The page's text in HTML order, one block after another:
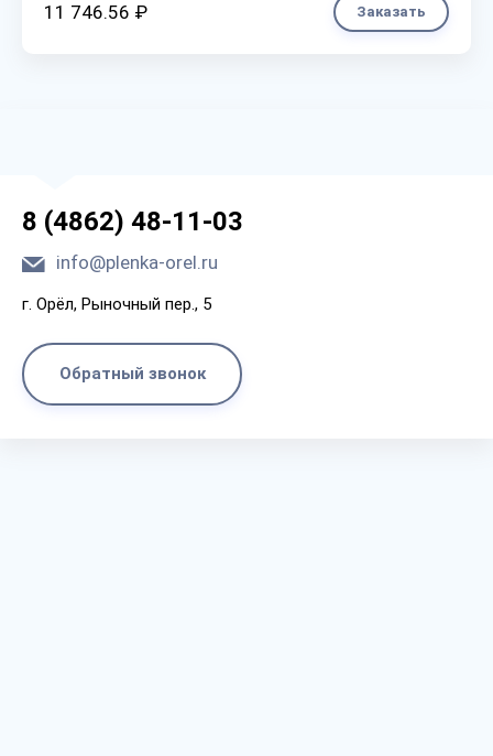
11 746.56 ₽ Заказать
8 (4862) 48-11-03
info@plenka-orel.ru
г. Орёл, Рыночный пер., 5
Обратный звонок